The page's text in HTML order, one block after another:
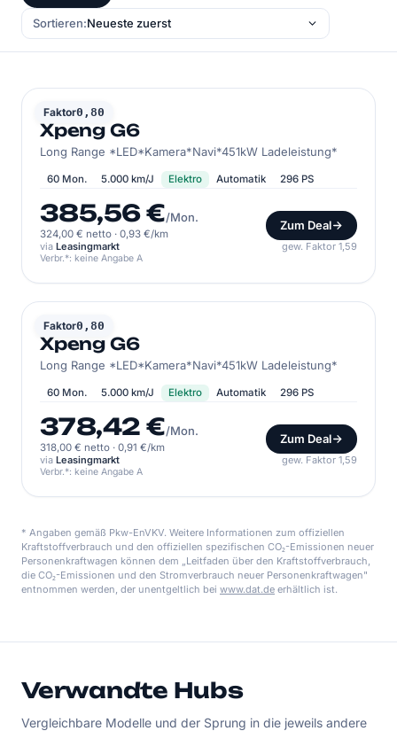
Sortieren:
Faktor0,80
XPENG
Xpeng G6
Long Range *LED*Kamera*Navi*451kW Ladeleistung*
60 Mon. 5.000 km/J Elektro Automatik 296 PS
385,56 €/Mon.
324,00 € netto · 0,93 €/km
Zum Deal
via Leasingmarkt gew. Faktor 1,59
Verbr.*: keine Angabe A
Faktor0,80
XPENG
Xpeng G6
Long Range *LED*Kamera*Navi*451kW Ladeleistung*
60 Mon. 5.000 km/J Elektro Automatik 296 PS
378,42 €/Mon.
318,00 € netto · 0,91 €/km
Zum Deal
via Leasingmarkt gew. Faktor 1,59
Verbr.*: keine Angabe A
* Angaben gemäß Pkw-EnVKV. Weitere Informationen zum offiziellen
Kraftstoffverbrauch und den offiziellen spezifischen CO₂-Emissionen neuer
Personenkraftwagen können dem „Leitfaden über den Kraftstoffverbrauch,
die CO₂-Emissionen und den Stromverbrauch neuer Personenkraftwagen"
entnommen werden, der unentgeltlich bei www.dat.de erhältlich ist.
Verwandte Hubs
Vergleichbare Modelle und der Sprung in die jeweils andere